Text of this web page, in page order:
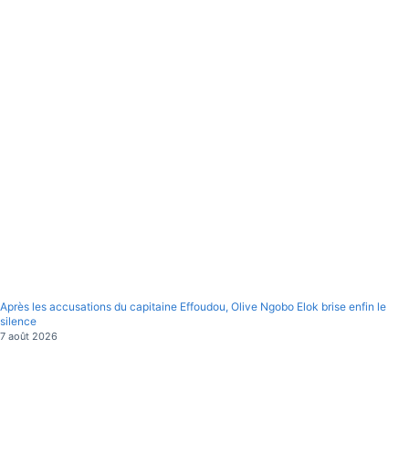
Après les accusations du capitaine Effoudou, Olive Ngobo Elok brise enfin le
silence
7 août 2026